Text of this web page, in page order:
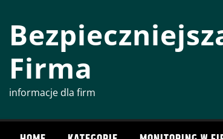
treści
Firma
informacje dla firm